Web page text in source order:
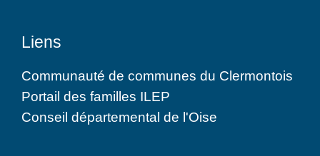
Liens
Communauté de communes du Clermontois
Portail des familles ILEP
Conseil départemental de l'Oise